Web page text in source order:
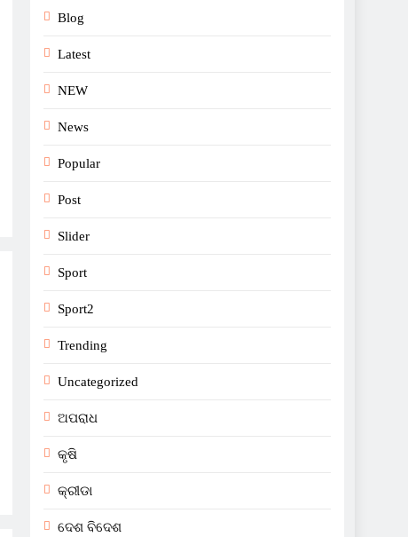
Blog
Latest
NEW
News
Popular
Post
Slider
Sport
Sport2
Trending
Uncategorized
ଅପରାଧ
କୃଷି
କ୍ରୀଡା
ଦେଶ ବିଦେଶ